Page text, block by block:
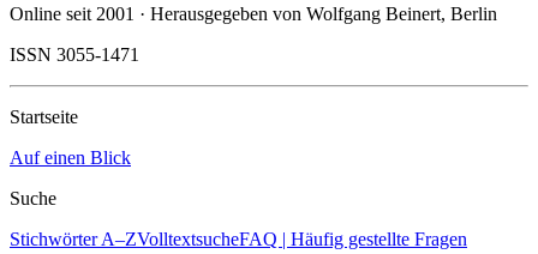
Online seit 2001 · Herausgegeben von Wolfgang Beinert, Berlin
ISSN 3055-1471
Startseite
Auf einen Blick
Suche
Stichwörter A–ZVolltextsucheFAQ | Häufig gestellte Fragen